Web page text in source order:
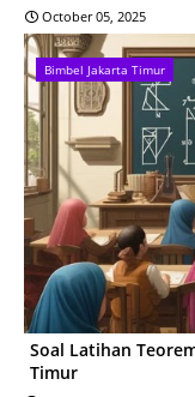
October 05, 2025
Bimbel Jakarta Timur
Soal Latihan
Timur